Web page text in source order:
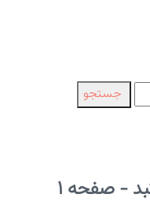
جستجو
- صفحه 1